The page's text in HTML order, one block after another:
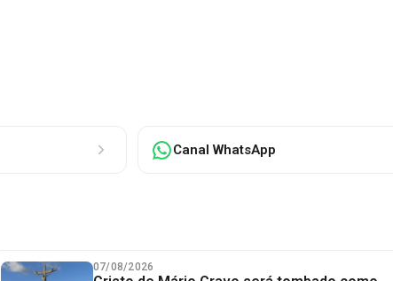
Canal WhatsApp
07/08/2026